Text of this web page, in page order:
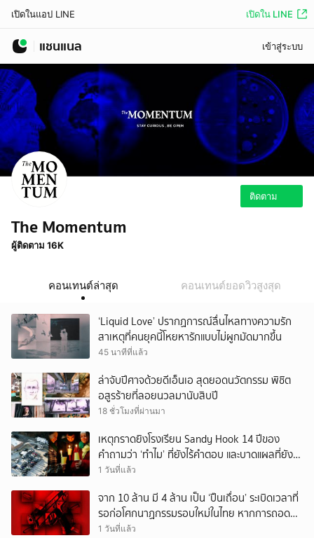
เปิดในแอป LINE เปิดใน LINE
แชนแนล เข้าสู่ระบบ
ติดตาม
The Momentum
ผู้ติดตาม 16K
คอนเทนต์ล่าสุด คอนเทนต์ยอดวิวสูงสุด
‘Liquid Love’ ปรากฏการณ์ลื่นไหลทางความรัก
สาเหตุที่คนยุคนี้โหยหารักแบบไม่ผูกมัดมากขึ้น
45 นาทีที่แล้ว
ล่าจับปีศาจด้วยดีเอ็นเอ สุดยอดนวัตกรรม พิชิต
อสูรร้ายที่ลอยนวลมานับสิบปี
18 ชั่วโมงที่ผ่านมา
เหตุกราดยิงโรงเรียน Sandy Hook 14 ปีของ
คำถามว่า ‘ทำไม’ ที่ยังไร้คำตอบ และบาดแผลที่ยัง
ทวงความรับผิดชอบไม่จบ
1 วันที่แล้ว
จาก 10 ล้าน มี 4 ล้าน เป็น ‘ปืนเถื่อน’ ระเบิดเวลาที่
รอก่อโศกนาฏกรรมรอบใหม่ในไทย หากการถอดบท
เรียนของรัฐเป็นเพียง ‘ลมปาก’
1 วันที่แล้ว